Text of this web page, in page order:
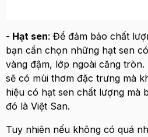
- Hạt sen: Để đảm bảo chất
bạn cần chọn những hạt sen
vàng đậm, lớp ngoài căng
sẽ có mùi thơm đặc trưng mà
hiệu có hạt sen chất lượng mà
đó là Việt San.
Tuy nhiên nếu không có quá